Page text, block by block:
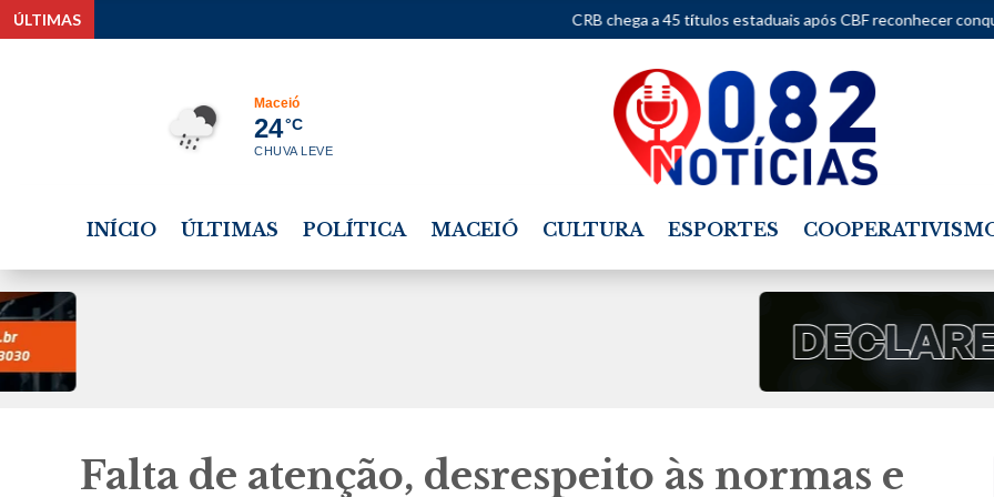
ÚLTIMAS CRB chega a 45 títulos estaduais após CBF reconhecer conquistas históricas e
Maceió
24°C
CHUVA LEVE
INÍCIO ÚLTIMAS POLÍTICA MACEIÓ CULTURA ESPORTES
Falta de atenção, desrespeito às normas e